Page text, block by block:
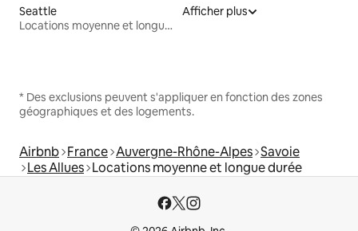
Seattle
Locations moyenne et longue durée
Afficher plus
* Des exclusions peuvent s'appliquer en fonction des zones
géographiques et des logements.
Airbnb France Auvergne-Rhône-Alpes Savoie
Les Allues Locations moyenne et longue durée